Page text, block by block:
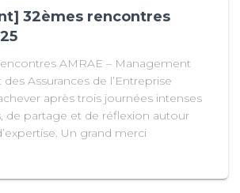
32èmes rencontres
AMRAE – Management
Assurances de l’Entreprise
après trois journées intenses
de partage et de réflexion autour
Un grand merci